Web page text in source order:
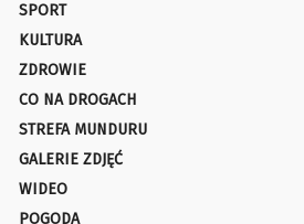
SPORT
KULTURA
ZDROWIE
CO NA DROGACH
STREFA MUNDURU
GALERIE ZDJĘĆ
WIDEO
POGODA